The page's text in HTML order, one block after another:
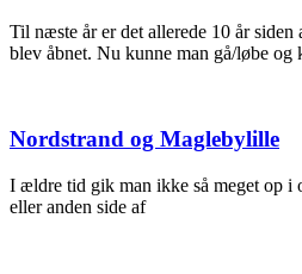
Til næste år er det allerede 10 år siden
blev åbnet. Nu kunne man gå/løbe og
Nordstrand og Maglebylille
I ældre tid gik man ikke så meget op i
eller anden side af